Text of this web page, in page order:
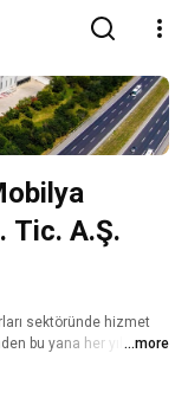
Tic. A.Ş.
sektöründe hizmet
bu yana her yıl artan
Velimeşe Organize
...more